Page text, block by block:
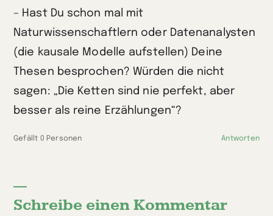
– Hast Du schon mal mit
Naturwissenschaftlern oder Datenanalysten
(die kausale Modelle aufstellen) Deine
Thesen besprochen? Würden die nicht
sagen: „Die Ketten sind nie perfekt, aber
besser als reine Erzählungen“?
Gefällt 0 Personen Antworten
Schreibe einen Kommentar